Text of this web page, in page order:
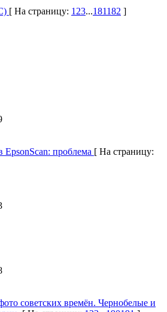
[ На страницу: 1 23...181182 ]
проблема [ На страницу:
советских времён. Чернобелые и